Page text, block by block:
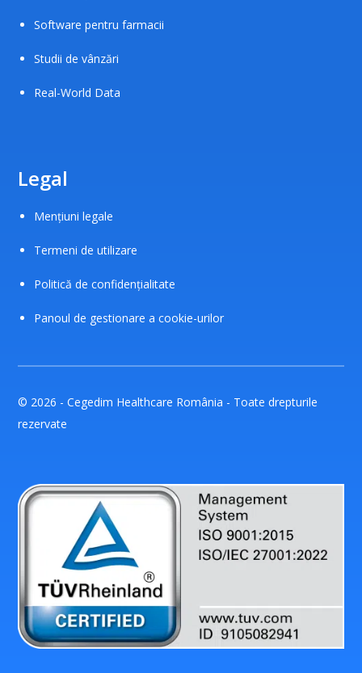
Software pentru farmacii
Studii de vânzări
Real-World Data
Legal
Mențiuni legale
Termeni de utilizare
Politică de confidențialitate
Panoul de gestionare a cookie-urilor
© 2026 - Cegedim Healthcare România - Toate drepturile
rezervate